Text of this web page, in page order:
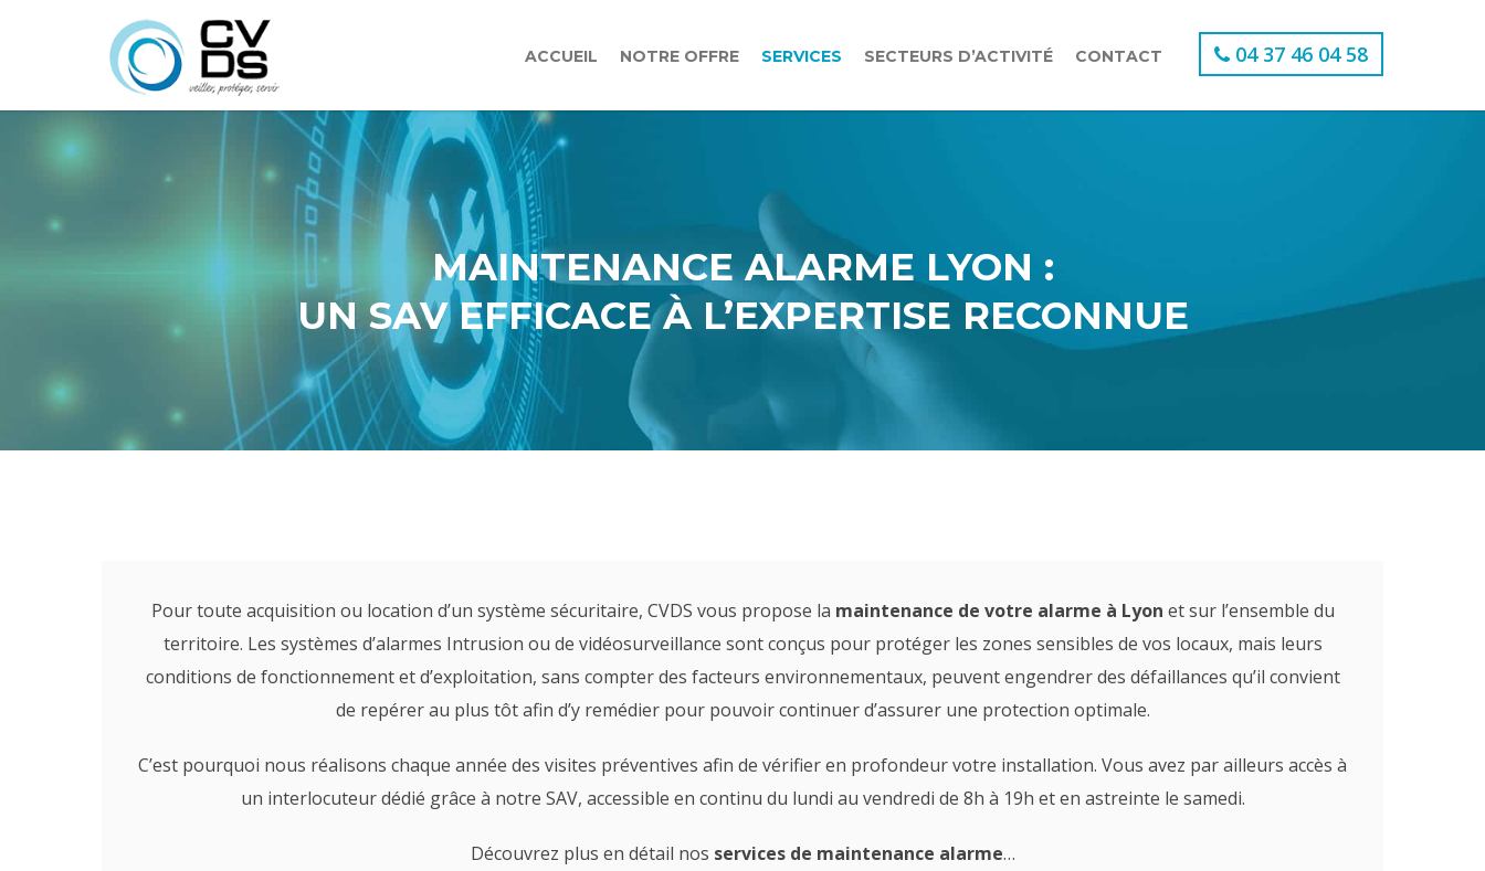
04 37 46 04 58
ACCUEIL NOTRE OFFRE SERVICES SECTEURS D’ACTIVITÉ CONTACT
MAINTENANCE ALARME LYON :
UN SAV EFFICACE À L’EXPERTISE RECONNUE
Pour toute acquisition ou location d’un système sécuritaire, CVDS vous propose la maintenance de votre alarme à Lyon et sur l’ensemble du
territoire. Les systèmes d’alarmes Intrusion ou de vidéosurveillance sont conçus pour protéger les zones sensibles de vos locaux, mais leurs
conditions de fonctionnement et d’exploitation, sans compter des facteurs environnementaux, peuvent engendrer des défaillances qu’il convient
de repérer au plus tôt afin d’y remédier pour pouvoir continuer d’assurer une protection optimale.
C’est pourquoi nous réalisons chaque année des visites préventives afin de vérifier en profondeur votre installation. Vous avez par ailleurs accès à
un interlocuteur dédié grâce à notre SAV, accessible en continu du lundi au vendredi de 8h à 19h et en astreinte le samedi.
Découvrez plus en détail nos services de maintenance alarme…